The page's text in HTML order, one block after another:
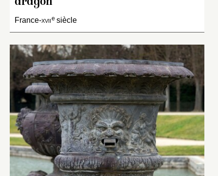
France-xviie siècle